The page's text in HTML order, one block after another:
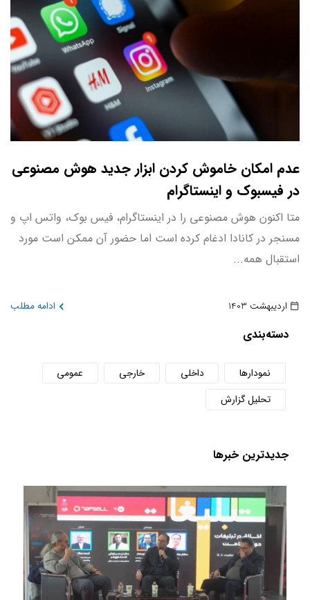
عدم امکان خاموش کردن ابزار جدید هوش مصنوعی
در فیسبوک و اینستاگرام
متا اکنون هوش مصنوعی را در اینستاگرام، فیس بوک، واتس اپ و
مسنجر در کانادا ادغام کرده است اما حضور آن ممکن است مورد
استقبال همه...
اردیبهشت 1403 ادامه مطلب
دسته‌بندی
نمودارها داخلی خارجی
عمومی
تحلیل گزارش
جدید‌ترین خبر‌ها